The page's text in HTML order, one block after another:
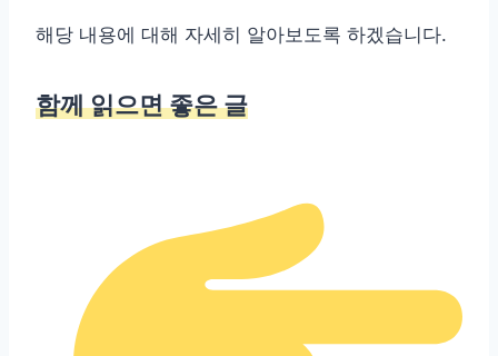
해당 내용에 대해 자세히 알아보도록 하겠습니다.
함께 읽으면 좋은 글